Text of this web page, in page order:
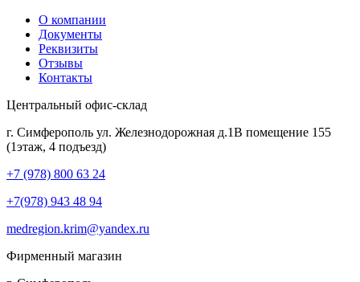
О компании
Документы
Реквизиты
Отзывы
Контакты
Центральный офис-склад
г. Симферополь ул. Железнодорожная д.1В помещение 155
(1этаж, 4 подъезд)
+7 (978) 800 63 24
+7(978) 943 48 94
medregion.krim@yandex.ru
Фирменный магазин